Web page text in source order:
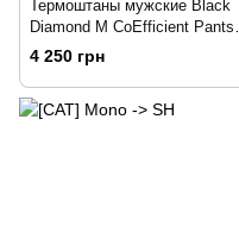
Термоштаны мужские Black
Diamond M CoEfficient Pants
Black, р.XL (BD PF7M.015-XL)
4 250 грн